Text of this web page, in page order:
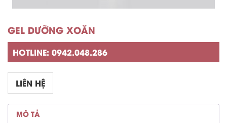
GEL DƯỠNG XOĂN
HOTLINE: 0942.048.286
LIÊN HỆ
MÔ TẢ